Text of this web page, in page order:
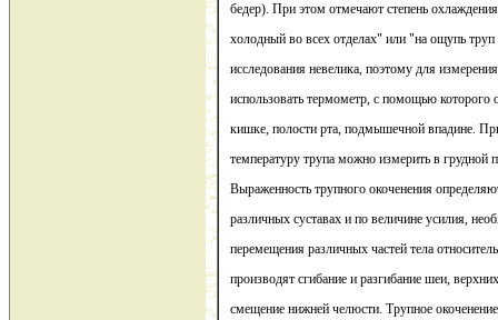
бедер). При этом отмечают степень
холодный во всех отделах" или "на ощупь труп
исследования невелика, поэтому для
использовать термометр, с помощью которого
кишке, полости рта, подмышечной впадине.
температуру трупа можно измерить в грудной
Выраженность трупного окоченения
различных суставах и по величине усилия,
перемещения различных частей тела
производят сгибание и разгибание шеи,
смещение нижней челюсти. Трупное